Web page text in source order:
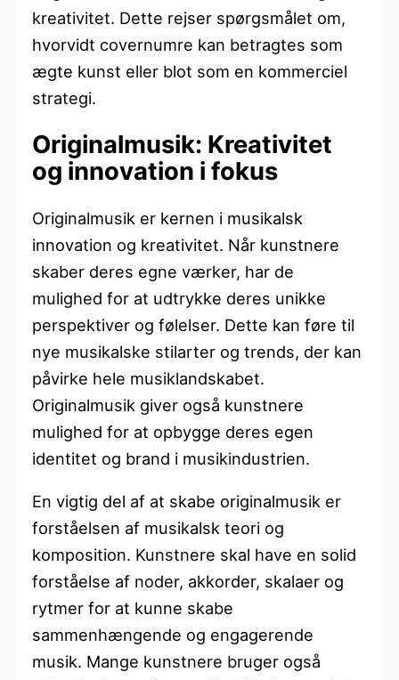
kreativitet. Dette rejser spørgsmålet om,
hvorvidt covernumre kan betragtes som
ægte kunst eller blot som en kommerciel
strategi.
Originalmusik: Kreativitet
og innovation i fokus
Originalmusik er kernen i musikalsk
innovation og kreativitet. Når kunstnere
skaber deres egne værker, har de
mulighed for at udtrykke deres unikke
perspektiver og følelser. Dette kan føre til
nye musikalske stilarter og trends, der kan
påvirke hele musiklandskabet.
Originalmusik giver også kunstnere
mulighed for at opbygge deres egen
identitet og brand i musikindustrien.
En vigtig del af at skabe originalmusik er
forståelsen af musikalsk teori og
komposition. Kunstnere skal have en solid
forståelse af noder, akkorder, skalaer og
rytmer for at kunne skabe
sammenhængende og engagerende
musik. Mange kunstnere bruger også